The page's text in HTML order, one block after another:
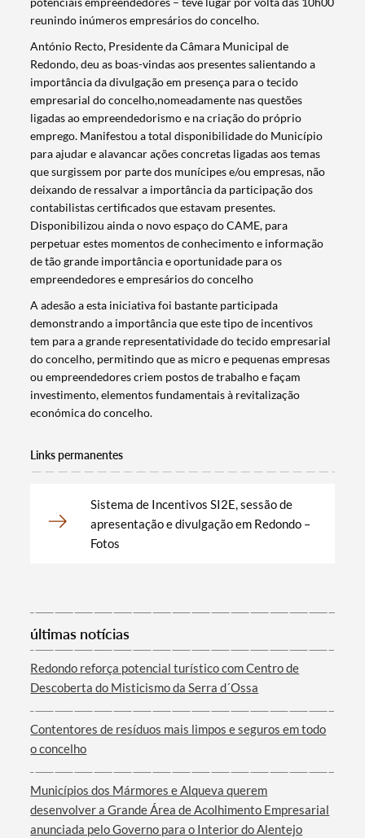
Termo de Pesquisa
Categorias gerais
Filtros
reunindo inúmeros empresários do concelho.
António Recto, Presidente da Câmara Municipal de
Redondo, deu as boas-vindas aos presentes salientando a
importância da divulgação em presença para o tecido
empresarial do concelho,nomeadamente nas questões
ligadas ao empreendedorismo e na criação do próprio
emprego. Manifestou a total disponibilidade do Município
para ajudar e alavancar ações concretas ligadas aos temas
que surgissem por parte dos munícipes e/ou empresas, não
deixando de ressalvar a importância da participação dos
contabilistas certificados que estavam presentes.
Disponibilizou ainda o novo espaço do CAME, para
perpetuar estes momentos de conhecimento e informação
de tão grande importância e oportunidade para os
empreendedores e empresários do concelho
A adesão a esta iniciativa foi bastante participada
demonstrando a importância que este tipo de incentivos
tem para a grande representatividade do tecido empresarial
do concelho, permitindo que as micro e pequenas empresas
ou empreendedores criem postos de trabalho e façam
investimento, elementos fundamentais à revitalização
económica do concelho.
Links permanentes
Sistema de Incentivos SI2E, sessão de
apresentação e divulgação em Redondo –
Fotos
últimas notícias
Redondo reforça potencial turístico com Centro de
Descoberta do Misticismo da Serra d´Ossa
Contentores de resíduos mais limpos e seguros em todo
o concelho
Municípios dos Mármores e Alqueva querem
desenvolver a Grande Área de Acolhimento Empresarial
anunciada pelo Governo para o Interior do Alentejo